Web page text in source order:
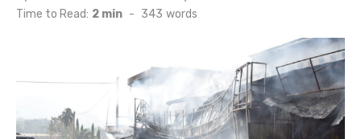
Time to Read: 2 min - 343 words